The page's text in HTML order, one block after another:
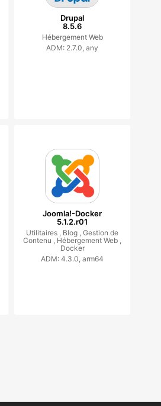
Drupal
8.5.6
Hébergement Web
ADM: 2.7.0, any
Joomla!-Docker
5.1.2.r01
Utilitaires , Blog ,Gestion de
Contenu , Hébergement Web ,
Docker
ADM: 4.3.0, arm64